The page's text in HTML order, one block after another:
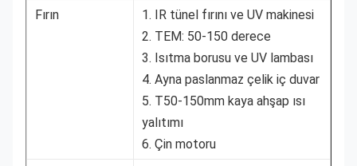
Fırın
1. IR tünel fırını ve UV makinesi
2. TEM: 50-150 derece
3. Isıtma borusu ve UV lambası
4. Ayna paslanmaz çelik iç duvar
5. T50-150mm kaya ahşap ısı
yalıtımı
6. Çin motoru